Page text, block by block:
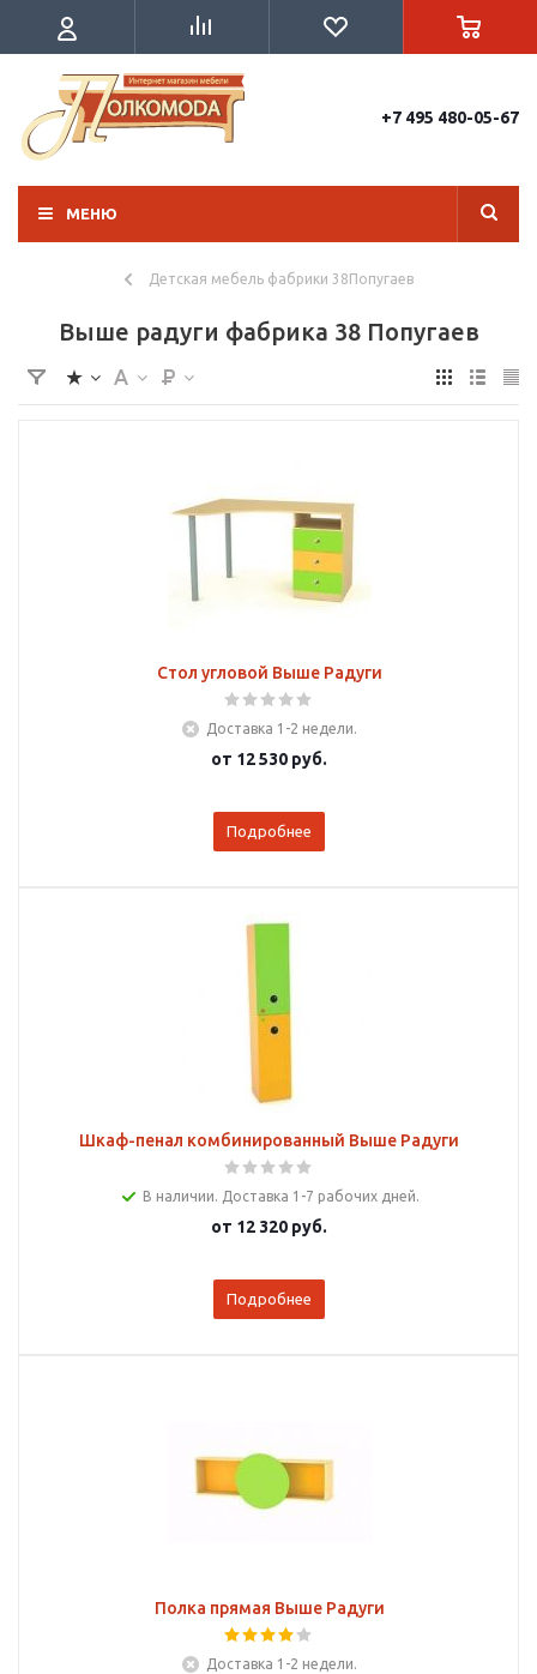
+7 495 480-05-67
МЕНЮ
Детская мебель фабрики 38Попугаев
Выше радуги фабрика 38 Попугаев
Стол угловой Выше Радуги
Доставка 1-2 недели.
от 12 530 руб.
Подробнее
Шкаф-пенал комбинированный Выше Радуги
В наличии. Доставка 1-7 рабочих дней.
от 12 320 руб.
Подробнее
Полка прямая Выше Радуги
Доставка 1-2 недели.